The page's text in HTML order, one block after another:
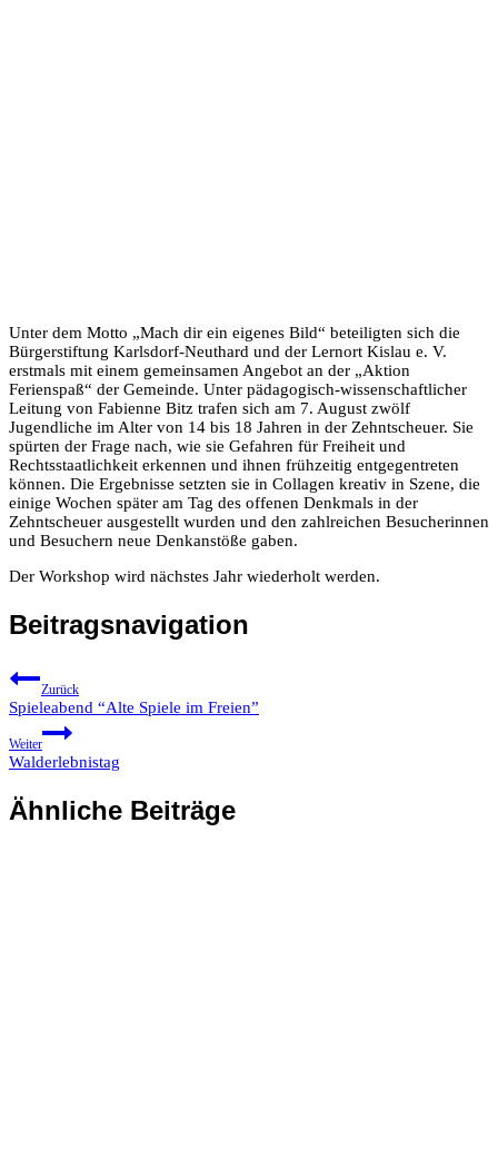
Unter dem Motto „Mach dir ein eigenes Bild“ beteiligten sich die
Bürgerstiftung Karlsdorf-Neuthard und der Lernort Kislau e. V.
erstmals mit einem gemeinsamen Angebot an der „Aktion
Ferienspaß“ der Gemeinde. Unter pädagogisch-wissenschaftlicher
Leitung von Fabienne Bitz trafen sich am 7. August zwölf
Jugendliche im Alter von 14 bis 18 Jahren in der Zehntscheuer. Sie
spürten der Frage nach, wie sie Gefahren für Freiheit und
Rechtsstaatlichkeit erkennen und ihnen frühzeitig entgegentreten
können. Die Ergebnisse setzten sie in Collagen kreativ in Szene, die
einige Wochen später am Tag des offenen Denkmals in der
Zehntscheuer ausgestellt wurden und den zahlreichen Besucherinnen
und Besuchern neue Denkanstöße gaben.
Der Workshop wird nächstes Jahr wiederholt werden.
Beitragsnavigation
Zurück
Spieleabend “Alte Spiele im Freien”
Weiter
Walderlebnistag
Ähnliche Beiträge